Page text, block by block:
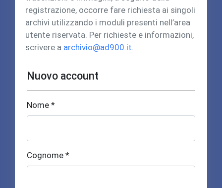
registrazione, occorre fare richiesta ai singoli
archivi utilizzando i moduli presenti nell’area
utente riservata. Per richieste e informazioni,
scrivere a archivio@ad900.it.
Nuovo account
Nome *
Cognome *